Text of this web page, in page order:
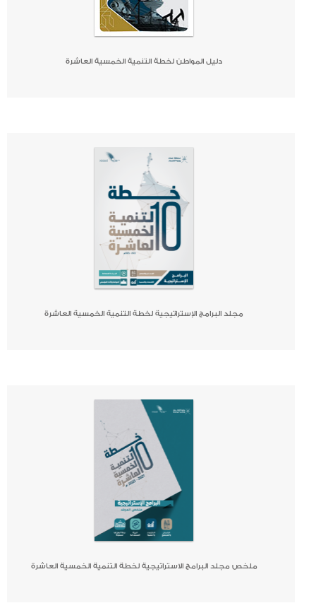
دليل المواطن لخطة التنمية الخمسية العاشرة
مجلد البرامج الإستراتيجية لخطة التنمية الخمسية العاشرة
كتاب جريدة صحيفة
ملخص مجلد البرامج الاستراتيجية لخطة التنمية الخمسية العاشرة